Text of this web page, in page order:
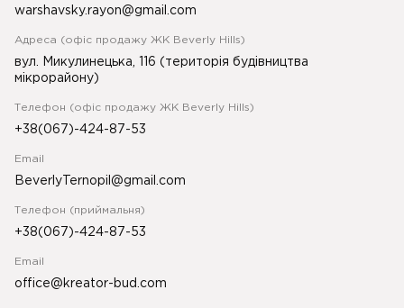
warshavsky.rayon@gmail.com
Адреса (офіс продажу ЖК Beverly Hills)
вул. Микулинецька, 116 (територія будівництва
мікрорайону)
Телефон (офіс продажу ЖК Beverly Hills)
+38(067)-424-87-53
Email
BeverlyTernopil@gmail.com
Телефон (приймальня)
+38(067)-424-87-53
Email
office@kreator-bud.com